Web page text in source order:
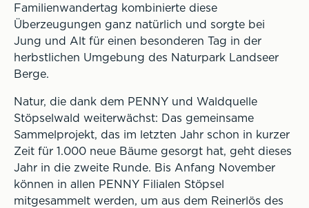
Familienwandertag kombinierte diese
Überzeugungen ganz natürlich und sorgte bei
Jung und Alt für einen besonderen Tag in der
herbstlichen Umgebung des Naturpark Landseer
Berge.
Natur, die dank dem PENNY und Waldquelle
Stöpselwald weiterwächst: Das gemeinsame
Sammelprojekt, das im letzten Jahr schon in kurzer
Zeit für 1.000 neue Bäume gesorgt hat, geht dieses
Jahr in die zweite Runde. Bis Anfang November
können in allen PENNY Filialen Stöpsel
mitgesammelt werden, um aus dem Reinerlös des